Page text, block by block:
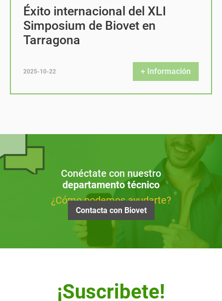
Éxito internacional del XLI
Simposium de Biovet en
Tarragona
2025-10-22 + Información
Conéctate con nuestro
departamento técnico
¿Cómo podemos ayudarte?
Contacta con Biovet
¡Suscribete!